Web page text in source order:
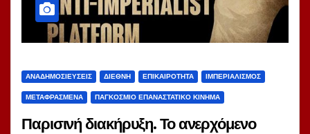
ΑΝΑΔΗΜΟΣΙΕΎΣΕΙΣ ΔΙΕΘΝΉ ΕΠΙΚΑΙΡΌΤΗΤΑ ΙΜΠΕΡΙΑΛΙΣΜΌΣ
ΜΕΤΑΦΡΑΣΜΈΝΑ ΠΑΓΚΌΣΜΙΟ ΕΠΑΝΑΣΤΑΤΙΚΌ ΚΊΝΗΜΑ
Παρισινή διακήρυξη. Το ανερχόμενο